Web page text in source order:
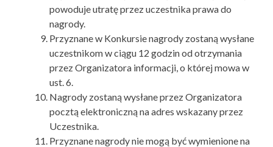
powoduje utratę przez uczestnika prawa do
nagrody.
Przyznane w Konkursie nagrody zostaną wysłane
uczestnikom w ciągu 12 godzin od otrzymania
przez Organizatora informacji, o której mowa w
ust. 6.
Nagrody zostaną wysłane przez Organizatora
pocztą elektroniczną na adres wskazany przez
Uczestnika.
Przyznane nagrody nie mogą być wymienione na